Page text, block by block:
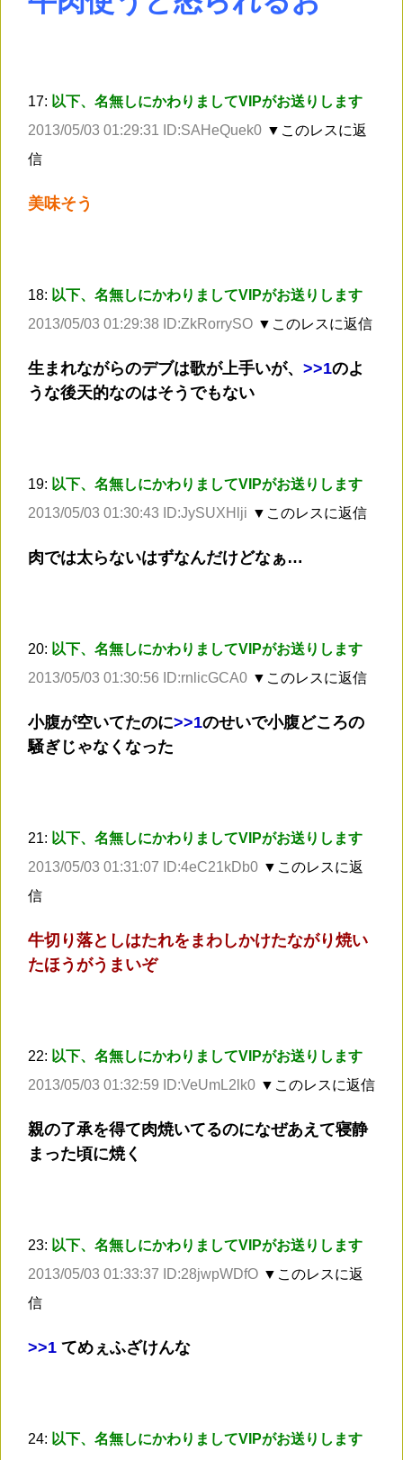
17: 以下、名無しにかわりましてVIPがお送りします
2013/05/03 01:29:31 ID:SAHeQuek0 ▼このレスに返
信
美味そう
18: 以下、名無しにかわりましてVIPがお送りします
2013/05/03 01:29:38 ID:ZkRorrySO ▼このレスに返信
生まれながらのデブは歌が上手いが、 >>1のよ
うな後天的なのはそうでもない
19: 以下、名無しにかわりましてVIPがお送りします
2013/05/03 01:30:43 ID:JySUXHlji ▼このレスに返信
肉では太らないはずなんだけどなぁ…
20: 以下、名無しにかわりましてVIPがお送りします
2013/05/03 01:30:56 ID:rnlicGCA0 ▼このレスに返信
小腹が空いてたのに>>1のせいで小腹どころの
騒ぎじゃなくなった
21: 以下、名無しにかわりましてVIPがお送りします
2013/05/03 01:31:07 ID:4eC21kDb0 ▼このレスに返
信
牛切り落としはたれをまわしかけたながり焼い
たほうがうまいぞ
22: 以下、名無しにかわりましてVIPがお送りします
2013/05/03 01:32:59 ID:VeUmL2lk0 ▼このレスに返信
親の了承を得て肉焼いてるのになぜあえて寝静
まった頃に焼く
23: 以下、名無しにかわりましてVIPがお送りします
2013/05/03 01:33:37 ID:28jwpWDfO ▼このレスに返
信
>>1 てめぇふざけんな
24: 以下、名無しにかわりましてVIPがお送りします